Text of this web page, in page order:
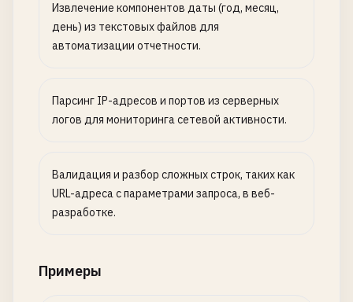
Извлечение компонентов даты (год, месяц,
день) из текстовых файлов для
автоматизации отчетности.
Парсинг IP-адресов и портов из серверных
логов для мониторинга сетевой активности.
Валидация и разбор сложных строк, таких как
URL-адреса с параметрами запроса, в веб-
разработке.
Примеры